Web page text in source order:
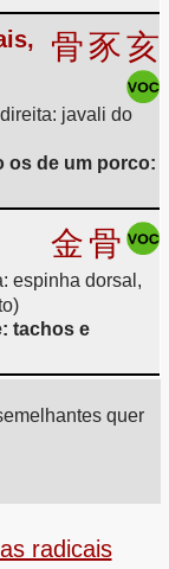
骨豕亥
javali do
os de um porco:
金骨
espinha dorsal,
tachos e
quer
radicais